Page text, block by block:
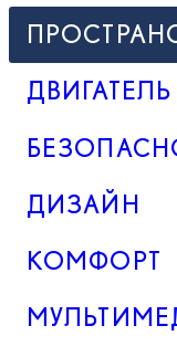
ДВИГАТЕЛЬ
ДИЗАЙН
КОМФОРТ